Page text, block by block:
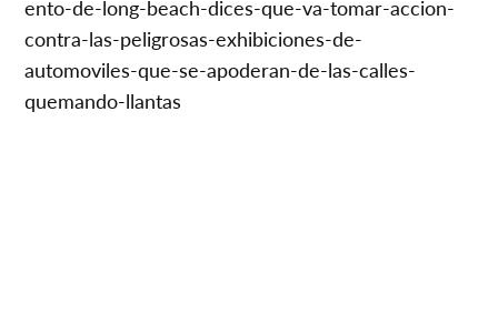
ento-de-long-beach-dices-que-va-tomar-accion-
contra-las-peligrosas-exhibiciones-de-
automoviles-que-se-apoderan-de-las-calles-
quemando-llantas